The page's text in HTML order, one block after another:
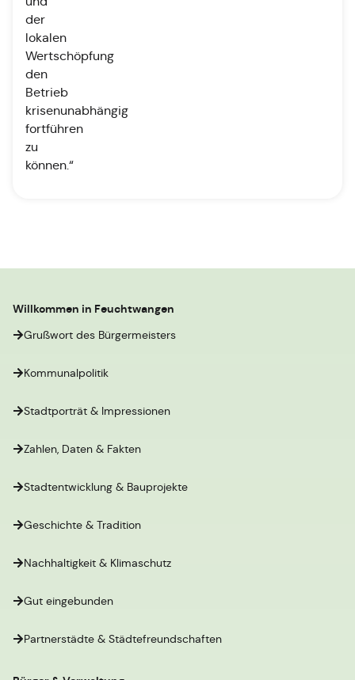
der
lokalen
Wertschöpfung
den
Betrieb
krisenunabhängig
fortführen
zu
können.“
Willkommen in Feuchtwangen
Grußwort des Bürgermeisters
Kommunalpolitik
Stadtporträt & Impressionen
Zahlen, Daten & Fakten
Stadtentwicklung & Bauprojekte
Geschichte & Tradition
Nachhaltigkeit & Klimaschutz
Gut eingebunden
Partnerstädte & Städtefreundschaften